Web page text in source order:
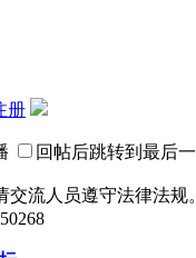
册
回帖后跳转到最后
交流人员遵守法律法规